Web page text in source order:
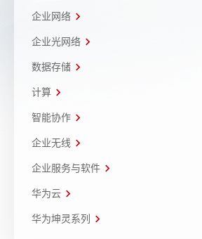
企业网络
企业光网络
数据存储
计算
智能协作
企业无线
企业服务与软件
华为云
华为坤灵系列